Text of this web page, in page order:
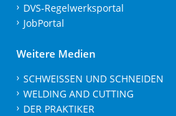
DVS-Regelwerksportal
JobPortal
Weitere Medien
SCHWEISSEN UND SCHNEIDEN
WELDING AND CUTTING
DER PRAKTIKER